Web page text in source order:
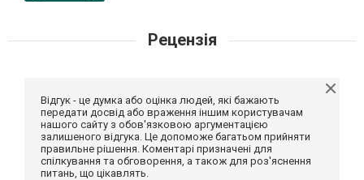
Рецензія
Відгук - це думка або оцінка людей, які бажають
передати досвід або враження іншим користувачам
нашого сайту з обов'язковою аргументацією
залишеного відгука. Це допоможе багатьом прийняти
правильне рішення. Коментарі призначені для
спілкування та обговорення, а також для роз'яснення
питань, що цікавлять.